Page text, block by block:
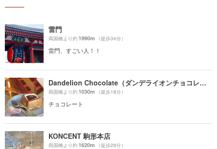
雷門
両国橋より約1990m （徒歩34分）
雷門、すごい人！！
Dandelion Chocolate（ダンデライオンチョコレート）
両国橋より約1030m （徒歩18分）
チョコレート
KONCENT 駒形本店
両国橋より約1620m （徒歩28分）